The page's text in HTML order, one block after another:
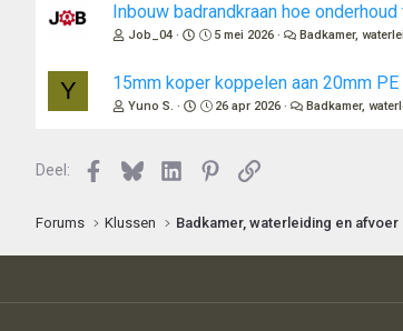
Inbouw badrandkraan hoe
Job_04 5 mei 2026 Badkamer,
Y 15mm koper koppelen aan 20mm
Yuno S. 26 apr 2026 Badkamer,
Deel: Facebook
BlueskyLinkedInPinterest
Link
Forums Klussen Badkamer, waterleiding en afvoer